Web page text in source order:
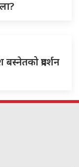
बस्नेतको प्रदर्शन